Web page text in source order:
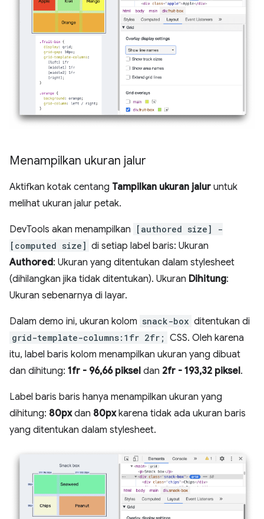
Menampilkan ukuran jalur
Aktifkan kotak centang Tampilkan ukuran jalur untuk
melihat ukuran jalur petak.
DevTools akan menampilkan
[authored size] -
[computed size] di setiap label baris: Ukuran
Authored: Ukuran yang ditentukan dalam stylesheet
(dihilangkan jika tidak ditentukan). Ukuran Dihitung:
Ukuran sebenarnya di layar.
Dalam demo ini, ukuran kolom snack-box ditentukan di
grid-template-columns:1fr 2fr; CSS. Oleh karena
itu, label baris kolom menampilkan ukuran yang dibuat
dan dihitung: 1fr - 96,66 piksel dan 2fr - 193,32 piksel.
Label baris baris hanya menampilkan ukuran yang
dihitung: 80pxdan 80pxkarena tidak ada ukuran baris
yang ditentukan dalam stylesheet.